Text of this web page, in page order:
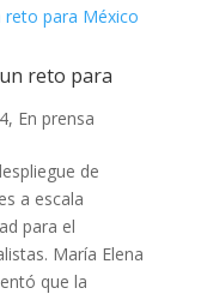
reto para
, En prensa
de
a escala
para el
María Elena
que la